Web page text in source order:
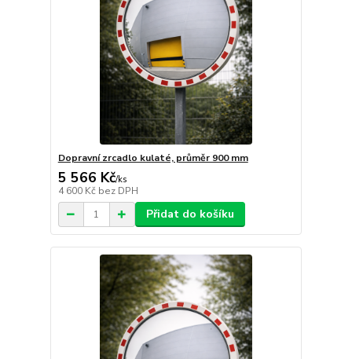
Dopravní zrcadlo kulaté, průměr 900 mm
5 566 Kč/ks
4 600 Kč bez DPH
Přidat do košíku